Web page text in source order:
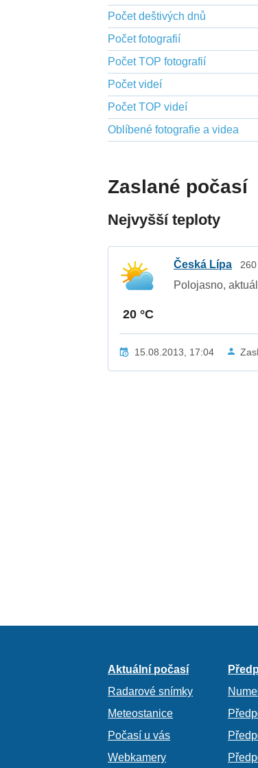
Počet deštivých dnů
Počet fotografií
Počet TOP fotografií
Počet videí
Počet TOP videí
Oblíbené fotografie a videa
Zaslané počasí
Nejvyšší teploty
20 °C
Česká Lípa
Polojasno,
15.08.2013, 17:04
Aktuální počasí
Radarové snímky
Meteostanice
Počasí u vás
Webkamery